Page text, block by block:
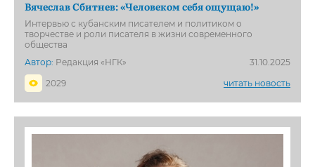
Вячеслав Сбитнев: «Человеком себя ощущаю!»
Интервью с кубанским писателем и политиком о
творчестве и роли писателя в жизни современного
общества
Автор: Редакция «НГК»
31.10.2025
2029
читать новость